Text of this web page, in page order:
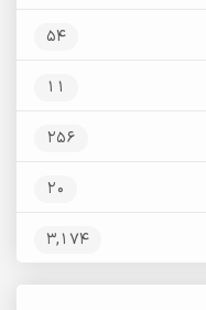
54
11
256
20
3,174